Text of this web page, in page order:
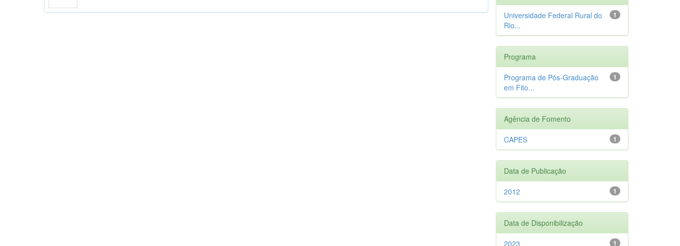
1
Universidade Federal Rural do
Rio...
Programa
1
Programa de Pós-Graduação
em Fito...
Agência de Fomento
1
CAPES
Data de Publicação
1
2012
Data de Disponibilização
1
2023